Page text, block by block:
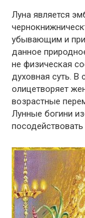
Луна является
убывающим и
данное
не физическая
духовная суть. В
олицетворяет
возрастные
Лунные богини